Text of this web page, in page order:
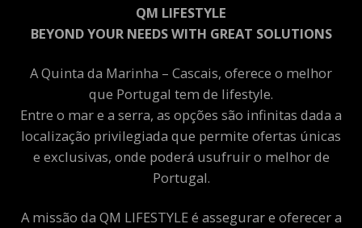
QM LIFESTYLE
BEYOND YOUR NEEDS WITH GREAT SOLUTIONS
A Quinta da Marinha – Cascais, oferece o melhor
que Portugal tem de lifestyle.
Entre o mar e a serra, as opções são infinitas dada a
localização privilegiada que permite ofertas únicas
e exclusivas, onde poderá usufruir o melhor de
Portugal.
A missão da QM LIFESTYLE é assegurar e oferecer a